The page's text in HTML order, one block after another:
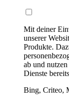
Mit deiner
unserer
Produkte.
ab und
Dienste
Bing, Criteo,